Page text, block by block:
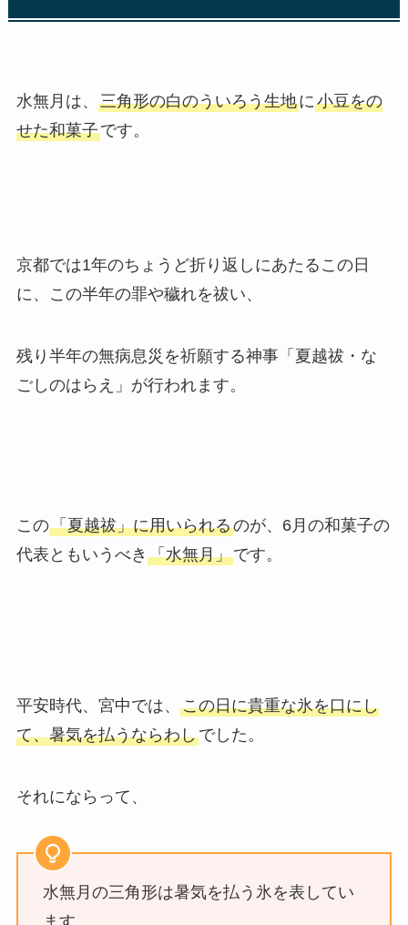
水無月は、 三角形の白のういろう生地に小豆をの
せた和菓子です。
京都では1年のちょうど折り返しにあたるこの日
に、この半年の罪や穢れを祓い、
残り半年の無病息災を祈願する神事「夏越祓・な
ごしのはらえ」が行われます。
この「夏越祓」に用いられるのが、6月の和菓子の
代表ともいうべき 「水無月」です。
平安時代、宮中では、 この日に貴重な氷を口にし
て、暑気を払うならわしでした。
それにならって、
水無月の三角形は暑気を払う氷を表してい